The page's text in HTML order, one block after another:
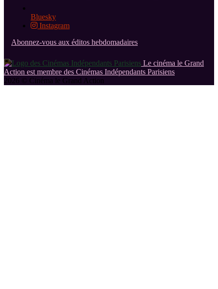
Bluesky
Instagram
Abonnez-vous aux éditos hebdomadaires
Le cinéma le Grand
Action est membre des Cinémas Indépendants Parisiens
2026 © Cinéma le Grand Action